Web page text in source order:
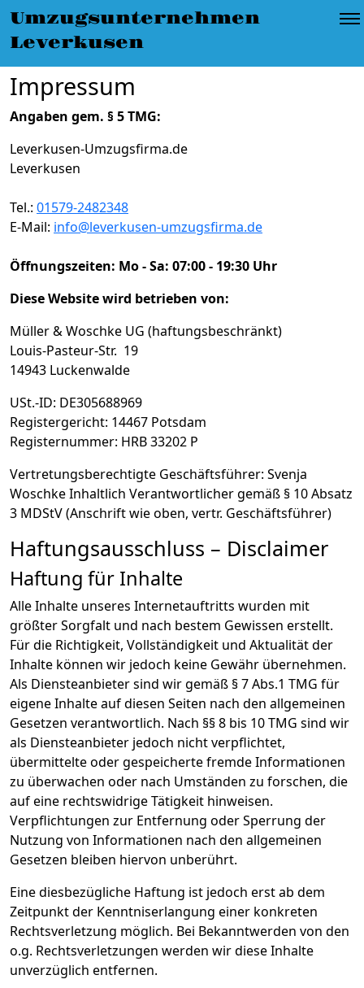
Umzugsunternehmen
Leverkusen
Umzugsunternehmen Leverkusen»Impressum
Impressum
Angaben gem. § 5 TMG:
Leverkusen-Umzugsfirma.de
Leverkusen
Tel.: 01579-2482348
E-Mail: info@leverkusen-umzugsfirma.de
Öffnungszeiten: Mo - Sa: 07:00 - 19:30 Uhr
Diese Website wird betrieben von:
Müller & Woschke UG (haftungsbeschränkt)
Louis-Pasteur-Str. 19
14943 Luckenwalde
USt.-ID: DE305688969
Registergericht: 14467 Potsdam
Registernummer: HRB 33202 P
Vertretungsberechtigte Geschäftsführer: Svenja
Woschke Inhaltlich Verantwortlicher gemäß § 10 Absatz
3 MDStV (Anschrift wie oben, vertr. Geschäftsführer)
Haftungsausschluss – Disclaimer
Haftung für Inhalte
Alle Inhalte unseres Internetauftritts wurden mit
größter Sorgfalt und nach bestem Gewissen erstellt.
Für die Richtigkeit, Vollständigkeit und Aktualität der
Inhalte können wir jedoch keine Gewähr übernehmen.
Als Diensteanbieter sind wir gemäß § 7 Abs.1 TMG für
eigene Inhalte auf diesen Seiten nach den allgemeinen
Gesetzen verantwortlich. Nach §§ 8 bis 10 TMG sind wir
als Diensteanbieter jedoch nicht verpflichtet,
übermittelte oder gespeicherte fremde Informationen
zu überwachen oder nach Umständen zu forschen, die
auf eine rechtswidrige Tätigkeit hinweisen.
Verpflichtungen zur Entfernung oder Sperrung der
Nutzung von Informationen nach den allgemeinen
Gesetzen bleiben hiervon unberührt.
Eine diesbezügliche Haftung ist jedoch erst ab dem
Zeitpunkt der Kenntniserlangung einer konkreten
Rechtsverletzung möglich. Bei Bekanntwerden von den
o.g. Rechtsverletzungen werden wir diese Inhalte
unverzüglich entfernen.